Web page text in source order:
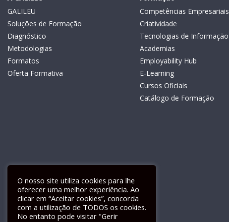
GALILEU
Soluções de Formação
Diagnóstico
Metodologias
Formatos
Oferta Formativa
Competências Empresariais
Criatividade
Tecnologias de Informação
Academias
Employability Hub
E-Learning
Cursos Oficiais
Catálogo de Formação
Livro de Reclamações Electrónico
O nosso site utiliza cookies para lhe
oferecer uma melhor experiência. Ao
clicar em “Aceitar cookies”, concorda
com a utilização de TODOS os cookies.
No entanto pode visitar "Gerir